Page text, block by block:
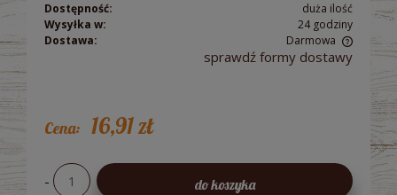
Dostępność:
duża ilość
Wysyłka w:
24 godziny
Dostawa:
Darmowa
Cena nie zawiera ewentualnych kosztów płatności
sprawdź formy dostawy
Cena: 16,91 zł
-
do koszyka